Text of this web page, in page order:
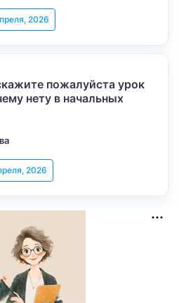
2026
пожалуйста урок
нету в начальных
2026